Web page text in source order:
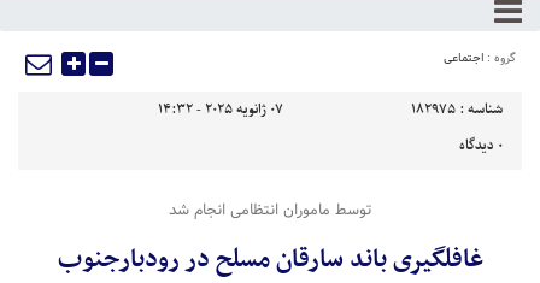
گروه : اجتماعی
شناسه : 182975
07 ژانویه 2025 - 14:32
0 دیدگاه
توسط ماموران انتظامی انجام شد
غافلگیری باند سارقان مسلح در رودبارجنوب